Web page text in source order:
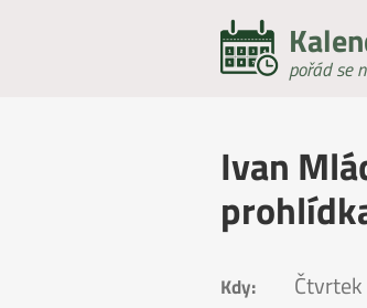
pořád se
Ivan
Kdy: Čtvrtek